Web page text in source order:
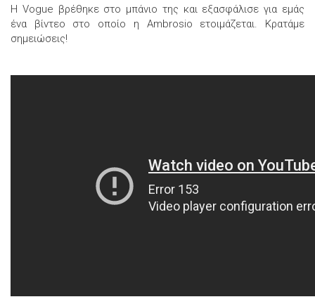
Η Vogue βρέθηκε στο μπάνιο της και εξασφάλισε για εμάς
ένα βίντεο στο οποίο η Ambrosio ετοιμάζεται. Κρατάμε
σημειώσεις!